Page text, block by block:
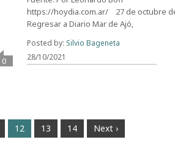
0
https://hoydia.com.ar/ 27 de octubre
Regresar a Diario Mar de Ajó,
Posted by: Silvio Bageneta
28/10/2021
12 13 14 Next ›